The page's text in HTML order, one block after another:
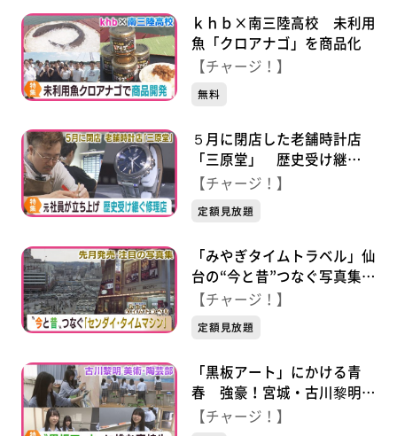
ｋｈｂ×南三陸高校 未利用
魚「クロアナゴ」を商品化
【チャージ！】
無料
５月に閉店した老舗時計店
「三原堂」 歴史受け継
ぐ“修理工房”
【チャージ！】
定額見放題
「みやぎタイムトラベル」仙
台の“今と昔”つなぐ写真集
「センダイ・タイムマシン」
【チャージ！】
定額見放題
「黒板アート」にかける青
春 強豪！宮城・古川黎明高
校の挑戦
【チャージ！】